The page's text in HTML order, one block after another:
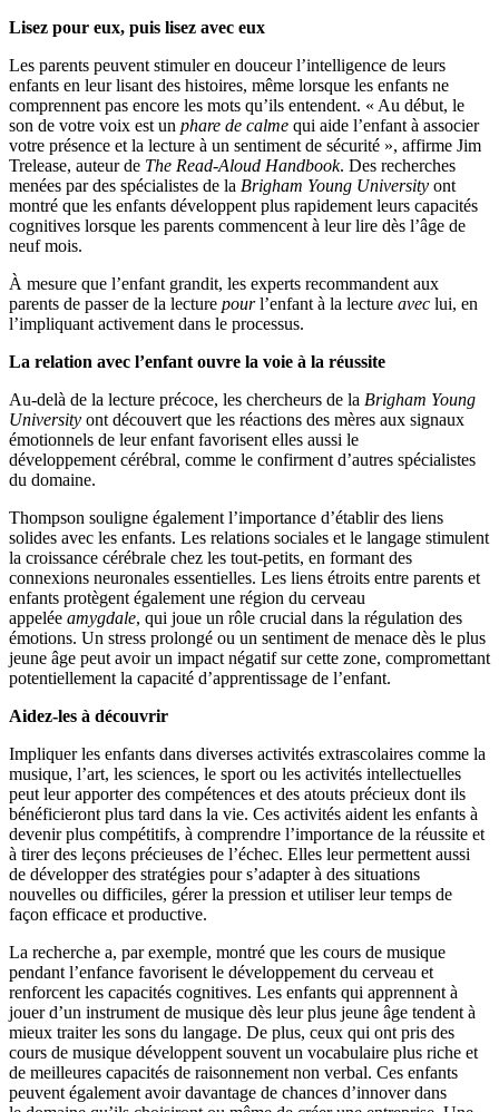
Lisez pour eux, puis lisez avec eux
Les parents peuvent stimuler en douceur l’intelligence de leurs
enfants en leur lisant des histoires, même lorsque les enfants ne
comprennent pas encore les mots qu’ils entendent. « Au début, le
son de votre voix est un phare de calme qui aide l’enfant à associer
votre présence et la lecture à un sentiment de sécurité », affirme Jim
Trelease, auteur de The Read-Aloud Handbook. Des recherches
menées par des spécialistes de la Brigham Young University ont
montré que les enfants développent plus rapidement leurs capacités
cognitives lorsque les parents commencent à leur lire dès l’âge de
neuf mois.
À mesure que l’enfant grandit, les experts recommandent aux
parents de passer de la lecture pourl’enfant à la lecture avec lui, en
l’impliquant activement dans le processus.
La relation avec l’enfant ouvre la voie à la réussite
Au-delà de la lecture précoce, les chercheurs de la Brigham Young
University ont découvert que les réactions des mères aux signaux
émotionnels de leur enfant favorisent elles aussi le
développement cérébral, comme le confirment d’autres spécialistes
du domaine.
Thompson souligne également l’importance d’établir des liens
solides avec les enfants. Les relations sociales et le langage stimulent
la croissance cérébrale chez les tout-petits, en formant des
connexions neuronales essentielles. Les liens étroits entre parents et
enfants protègent également une région du cerveau
appelée amygdale, qui joue un rôle crucial dans la régulation des
émotions. Un stress prolongé ou un sentiment de menace dès le plus
jeune âge peut avoir un impact négatif sur cette zone, compromettant
potentiellement la capacité d’apprentissage de l’enfant.
Aidez-les à découvrir
Impliquer les enfants dans diverses activités extrascolaires comme la
musique, l’art, les sciences, le sport ou les activités intellectuelles
peut leur apporter des compétences et des atouts précieux dont ils
bénéficieront plus tard dans la vie. Ces activités aident les enfants à
devenir plus compétitifs, à comprendre l’importance de la réussite et
à tirer des leçons précieuses de l’échec. Elles leur permettent aussi
de développer des stratégies pour s’adapter à des situations
nouvelles ou difficiles, gérer la pression et utiliser leur temps de
façon efficace et productive.
La recherche a, par exemple, montré que les cours de musique
pendant l’enfance favorisent le développement du cerveau et
renforcent les capacités cognitives. Les enfants qui apprennent à
jouer d’un instrument de musique dès leur plus jeune âge tendent à
mieux traiter les sons du langage. De plus, ceux qui ont pris des
cours de musique développent souvent un vocabulaire plus riche et
de meilleures capacités de raisonnement non verbal. Ces enfants
peuvent également avoir davantage de chances d’innover dans